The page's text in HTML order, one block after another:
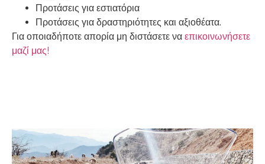
Προτάσεις για εστιατόρια
Προτάσεις για δραστηριότητες και αξιοθέατα.
Για οποιαδήποτε απορία μη διστάσετε να επικοινωνήσετε
μαζί μας!